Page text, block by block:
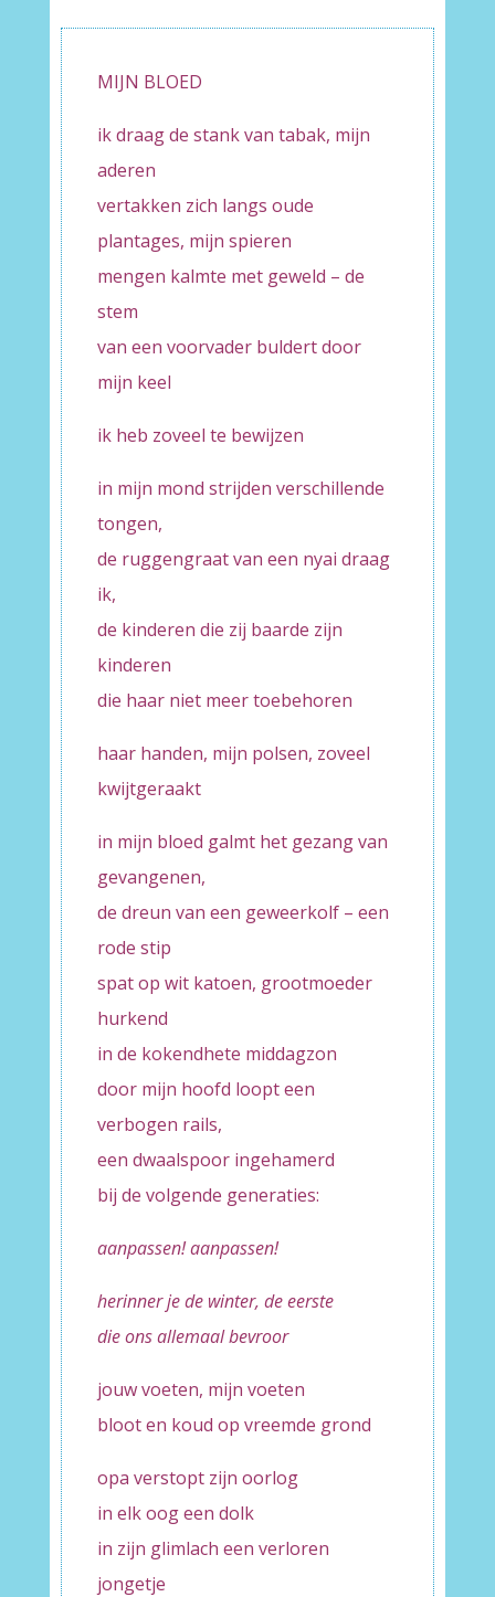
MIJN BLOED
ik draag de stank van tabak, mijn
aderen
vertakken zich langs oude
plantages, mijn spieren
mengen kalmte met geweld – de
stem
van een voorvader buldert door
mijn keel
ik heb zoveel te bewijzen
in mijn mond strijden verschillende
tongen,
de ruggengraat van een nyai draag
ik,
de kinderen die zij baarde zijn
kinderen
die haar niet meer toebehoren
haar handen, mijn polsen, zoveel
kwijtgeraakt
in mijn bloed galmt het gezang van
gevangenen,
de dreun van een geweerkolf – een
rode stip
spat op wit katoen, grootmoeder
hurkend
in de kokendhete middagzon
door mijn hoofd loopt een
verbogen rails,
een dwaalspoor ingehamerd
bij de volgende generaties:
aanpassen! aanpassen!
herinner je de winter, de eerste
die ons allemaal bevroor
jouw voeten, mijn voeten
bloot en koud op vreemde grond
opa verstopt zijn oorlog
in elk oog een dolk
in zijn glimlach een verloren
jongetje